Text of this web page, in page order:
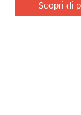
Scopri di